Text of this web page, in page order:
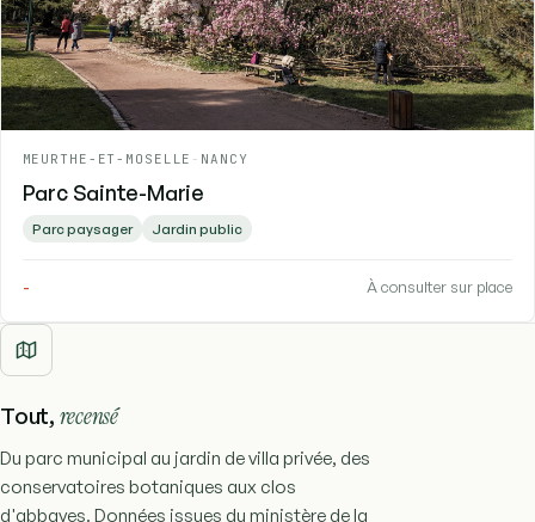
MEURTHE-ET-MOSELLE - NANCY
Parc Sainte-Marie
Parc paysager Jardin public
- À consulter sur place
Tout, recensé
Du parc municipal au jardin de villa privée, des
conservatoires botaniques aux clos
d'abbayes. Données issues du ministère de la